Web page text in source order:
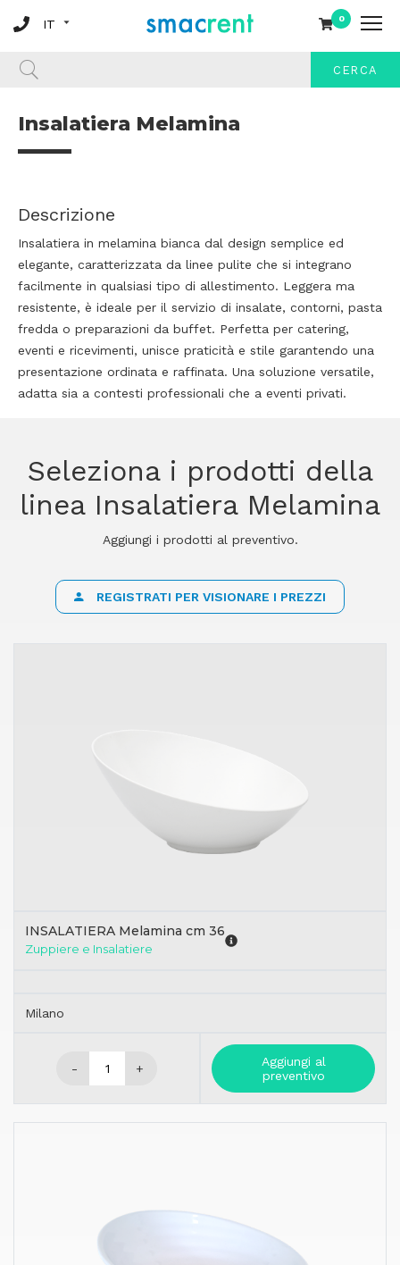
0
CERCA
Insalatiera Melamina
Descrizione
Insalatiera in melamina bianca dal design semplice ed
elegante, caratterizzata da linee pulite che si integrano
facilmente in qualsiasi tipo di allestimento. Leggera ma
resistente, è ideale per il servizio di insalate, contorni, pasta
fredda o preparazioni da buffet. Perfetta per catering,
eventi e ricevimenti, unisce praticità e stile garantendo una
presentazione ordinata e raffinata. Una soluzione versatile,
adatta sia a contesti professionali che a eventi privati.
Seleziona i prodotti della
linea Insalatiera Melamina
Aggiungi i prodotti al preventivo.
REGISTRATI PER VISIONARE I PREZZI
INSALATIERA Melamina cm 36
Zuppiere e Insalatiere
Milano
- +
Aggiungi al
preventivo